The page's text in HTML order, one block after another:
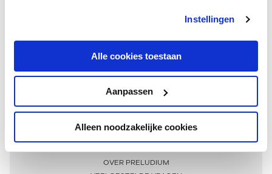
Instellingen
Alle cookies toestaan
Aanpassen
Alleen noodzakelijke cookies
Meer informatie
OVER PRELUDIUM